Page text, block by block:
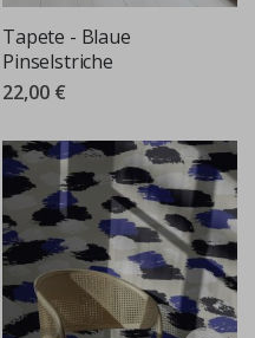
Tapete - Blaue
Pinselstriche
22,00 €